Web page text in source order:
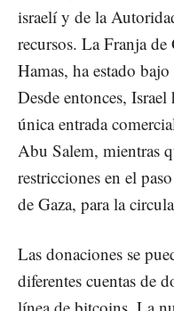
israelí y de la
recursos. La Franja
Hamas, ha estado
Desde entonces,
única entrada
Abu Salem, mientras
restricciones en el
de Gaza, para la
Las donaciones se
diferentes cuentas de